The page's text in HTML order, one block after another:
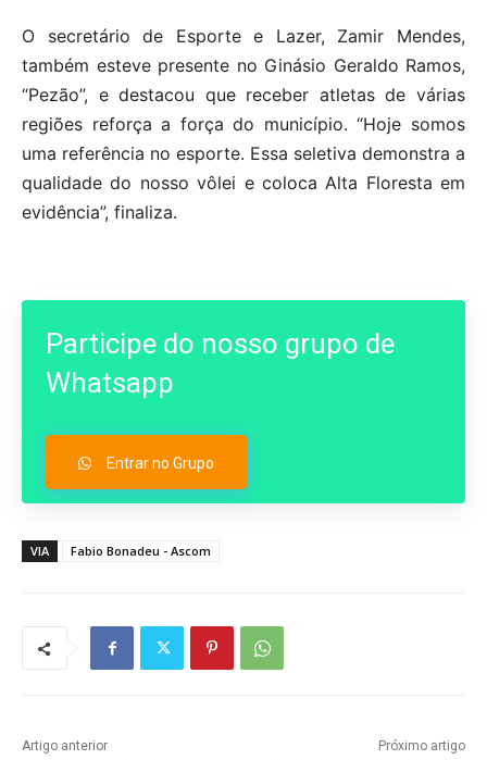
O secretário de Esporte e Lazer, Zamir Mendes,
também esteve presente no Ginásio Geraldo Ramos,
“Pezão”, e destacou que receber atletas de várias
regiões reforça a força do município. “Hoje somos
uma referência no esporte. Essa seletiva demonstra a
qualidade do nosso vôlei e coloca Alta Floresta em
evidência”, finaliza.
Participe do nosso grupo de
Whatsapp
Entrar no Grupo
VIA Fabio Bonadeu - Ascom
Artigo anterior Próximo artigo